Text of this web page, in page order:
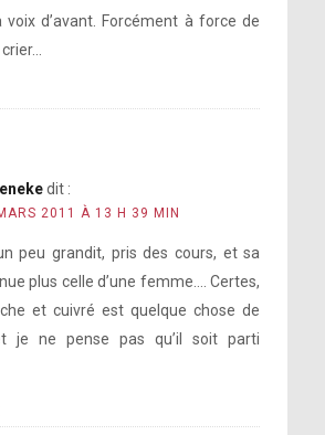
voix d’avant. Forcément à force de
dit :
2011 À 13 H 39 MIN
peu grandit, pris des cours, et sa
plus celle d’une femme…. Certes,
et cuivré est quelque chose de
je ne pense pas qu’il soit parti